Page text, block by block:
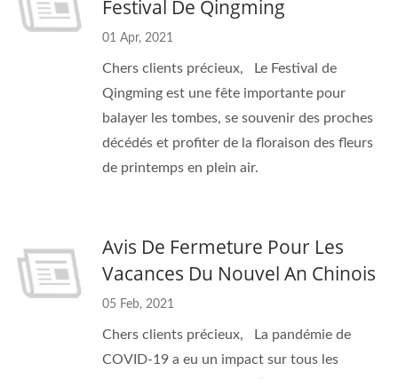
Festival De Qingming
01 Apr, 2021
Chers clients précieux, Le Festival de
Qingming est une fête importante pour
balayer les tombes, se souvenir des proches
décédés et profiter de la floraison des fleurs
de printemps en plein air.
Avis De Fermeture Pour Les
Vacances Du Nouvel An Chinois
05 Feb, 2021
Chers clients précieux, La pandémie de
COVID-19 a eu un impact sur tous les